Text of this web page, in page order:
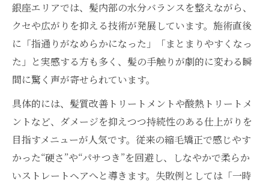
銀座エリアでは、髪内部の水分バランスを整えながら、
クセや広がりを抑える技術が発展しています。施術直後
に「指通りがなめらかになった」「まとまりやすくなっ
た」と実感する方も多く、髪の手触りが劇的に変わる瞬
間に驚く声が寄せられています。
具体的には、髪質改善トリートメントや酸熱トリートメ
ントなど、ダメージを抑えつつ持続性のある仕上がりを
目指すメニューが人気です。従来の縮毛矯正で感じやす
かった“硬さ”や“パサつき”を回避し、しなやかで柔らか
いストレートヘアへと導きます。失敗例としては「一時